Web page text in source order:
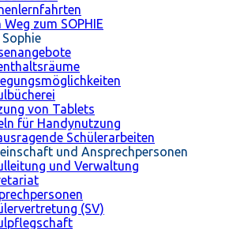
Weg zum SOPHIE
Sophie
von Tablets
für Handynutzung
Schülerarbeiten
und Ansprechpersonen
und Verwaltung
(SV)